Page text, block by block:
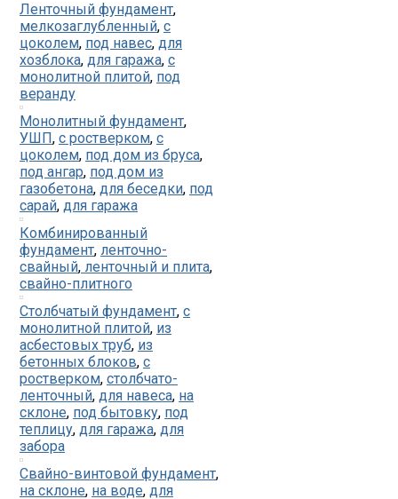
Ленточный фундамент,
мелкозаглубленный, с
цоколем, под навес, для
хозблока, для гаража, с
монолитной плитой, под
веранду
Монолитный фундамент,
УШП, с ростверком, с
цоколем, под дом из бруса,
под ангар, под дом из
газобетона, для беседки, под
сарай, для гаража
Комбинированный
фундамент, ленточно-
свайный, ленточный и плита,
свайно-плитного
Столбчатый фундамент, с
монолитной плитой, из
асбестовых труб, из
бетонных блоков, с
ростверком, столбчато-
ленточный, для навеса, на
склоне, под бытовку, под
теплицу, для гаража, для
забора
Свайно-винтовой фундамент,
на склоне, на воде, для